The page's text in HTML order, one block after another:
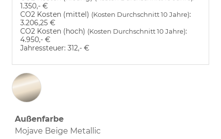
1.350,- €
CO2 Kosten (mittel) (Kosten Durchschnitt 10 Jahre):
3.206,25 €
CO2 Kosten (hoch) (Kosten Durchschnitt 10 Jahre):
4.950,- €
Jahressteuer: 312,- €
Außenfarbe
Mojave Beige Metallic